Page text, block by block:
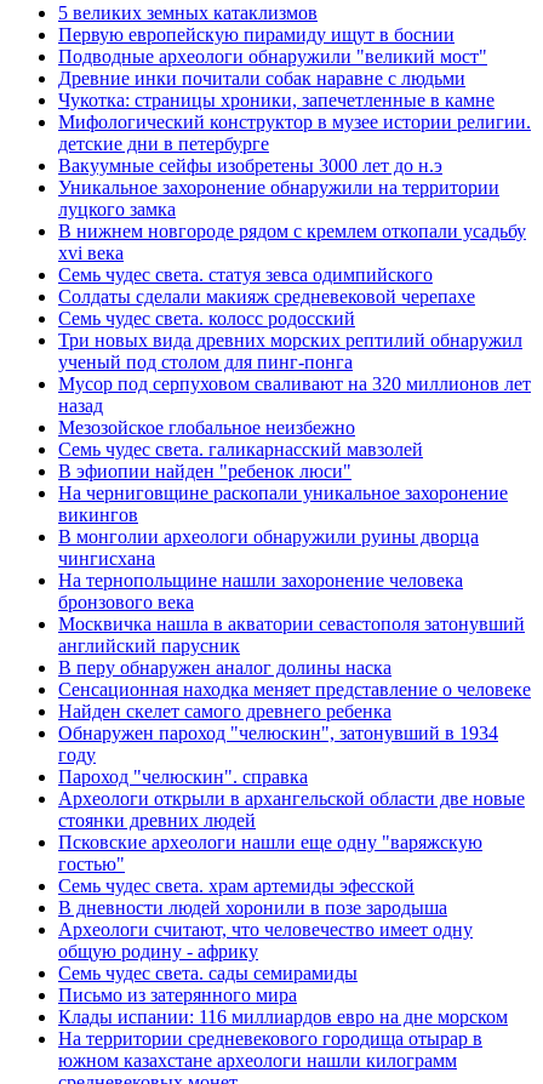
5 великих земных катаклизмов
Первую европейскую пирамиду ищут в боснии
Подводные археологи обнаружили "великий мост"
Древние инки почитали собак наравне с людьми
Чукотка: страницы хроники, запечетленные в камне
Мифологический конструктор в музее истории религии.
детские дни в петербурге
Вакуумные сейфы изобретены 3000 лет до н.э
Уникальное захоронение обнаружили на территории
луцкого замка
В нижнем новгороде рядом с кремлем откопали усадьбу
xvi века
Семь чудес света. статуя зевса одимпийского
Солдаты сделали макияж средневековой черепахе
Семь чудес света. колосс родосский
Три новых вида древних морских рептилий обнаружил
ученый под столом для пинг-понга
Мусор под cерпуховом сваливают на 320 миллионов лет
назад
Мезозойское глобальное неизбежно
Семь чудес света. галикарнасский мавзолей
В эфиопии найден "ребенок люси"
На черниговщине раскопали уникальное захоронение
викингов
В монголии археологи обнаружили руины дворца
чингисхана
На тернопольщине нашли захоронение человека
бронзового века
Москвичка нашла в акватории севастополя затонувший
английский парусник
В перу обнаружен аналог долины наска
Сенсационная находка меняет представление о человеке
Найден скелет самого древнего ребенка
Обнаружен пароход "челюскин", затонувший в 1934
году
Пароход "челюскин". справка
Археологи открыли в архангельской области две новые
стоянки древних людей
Псковские археологи нашли еще одну "варяжскую
гостью"
Семь чудес света. храм артемиды эфесской
В дневности людей хоронили в позе зародыша
Археологи считают, что человечество имеет одну
общую родину - африку
Семь чудес света. сады семирамиды
Письмо из затерянного мира
Клады испании: 116 миллиардов евро на дне морском
На территории средневекового городища отырар в
южном казахстане археологи нашли килограмм